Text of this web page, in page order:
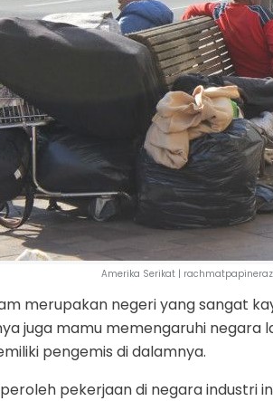
Amerika Serikat |
merupakan negeri yang sangat
juga mamu memengaruhi negara
pengemis di dalamnya.
pekerjaan di negara industri